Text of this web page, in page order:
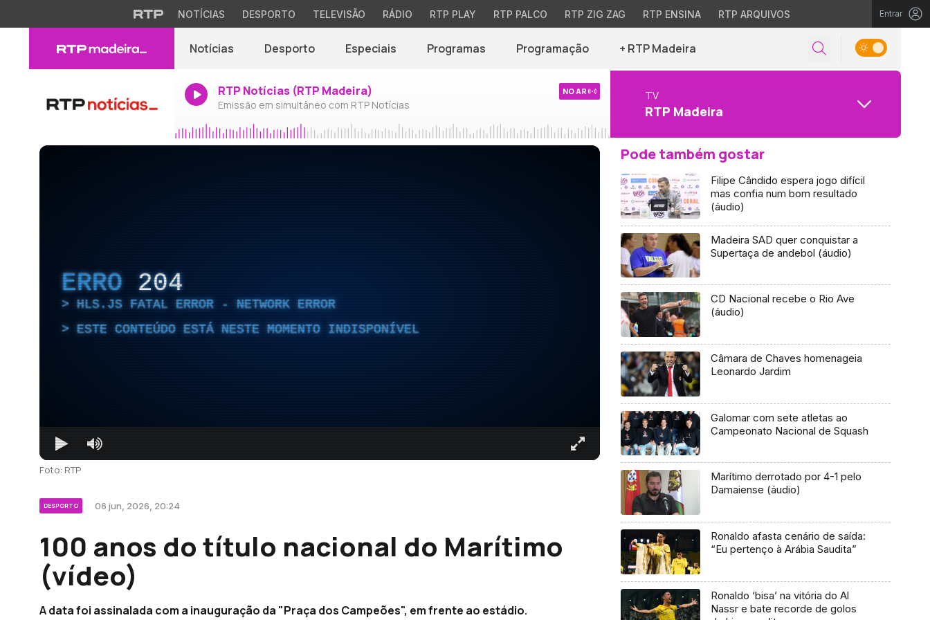
NOTÍCIAS DESPORTO TELEVISÃO RÁDIO RTP PLAY RTP PALCO RTP ZIG ZAG RTP ENSINA RTP ARQUIVOS Entrar
Notícias Desporto Especiais Programas Programação + RTP Madeira
RTP Notícias (RTP Madeira)
Emissão em simultâneo com RTP Notícias
NO AR TV
RTP Madeira
ERRO 204
HLS.JS FATAL ERROR - NETWORK ERROR
ESTE CONTEÚDO ESTÁ NESTE MOMENTO INDISPONÍVEL
Foto: RTP
DESPORTO 06 jun, 2026, 20:24
100 anos do título nacional do Marítimo
(vídeo)
A data foi assinalada com a inauguração da "Praça dos Campeões", em frente ao estádio.
Pode também gostar
Filipe Cândido espera jogo difícil
mas confia num bom resultado
(áudio)
Madeira SAD quer conquistar a
Supertaça de andebol (áudio)
CD Nacional recebe o Rio Ave
(áudio)
Câmara de Chaves homenageia
Leonardo Jardim
Galomar com sete atletas ao
Campeonato Nacional de Squash
Marítimo derrotado por 4-1 pelo
Damaiense (áudio)
Ronaldo afasta cenário de saída:
“Eu pertenço à Arábia Saudita”
Ronaldo ‘bisa’ na vitória do Al
Nassr e bate recorde de golos